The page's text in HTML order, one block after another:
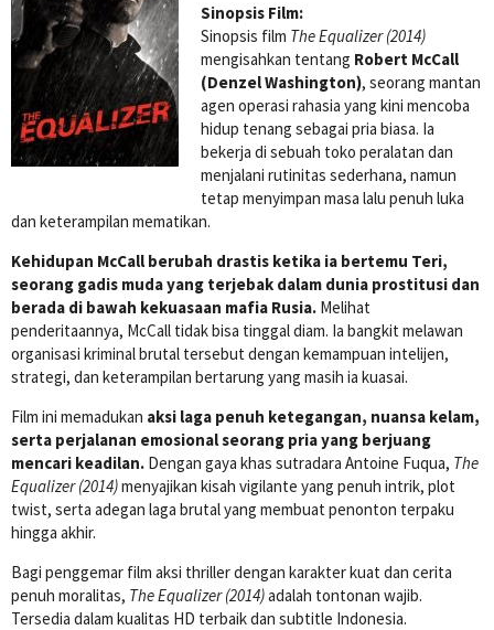
Sinopsis Film:
Sinopsis film The Equalizer (2014)
mengisahkan tentang Robert McCall
(Denzel Washington), seorang mantan
agen operasi rahasia yang kini mencoba
hidup tenang sebagai pria biasa. Ia
bekerja di sebuah toko peralatan dan
menjalani rutinitas sederhana, namun
tetap menyimpan masa lalu penuh luka
dan keterampilan mematikan.
Kehidupan McCall berubah drastis ketika ia bertemu Teri,
seorang gadis muda yang terjebak dalam dunia prostitusi dan
berada di bawah kekuasaan mafia Rusia. Melihat
penderitaannya, McCall tidak bisa tinggal diam. Ia bangkit melawan
organisasi kriminal brutal tersebut dengan kemampuan intelijen,
strategi, dan keterampilan bertarung yang masih ia kuasai.
Film ini memadukan aksi laga penuh ketegangan, nuansa kelam,
serta perjalanan emosional seorang pria yang berjuang
mencari keadilan. Dengan gaya khas sutradara Antoine Fuqua, The
Equalizer (2014)menyajikan kisah vigilante yang penuh intrik, plot
twist, serta adegan laga brutal yang membuat penonton terpaku
hingga akhir.
Bagi penggemar film aksi thriller dengan karakter kuat dan cerita
penuh moralitas, The Equalizer (2014)adalah tontonan wajib.
Tersedia dalam kualitas HD terbaik dan subtitle Indonesia.